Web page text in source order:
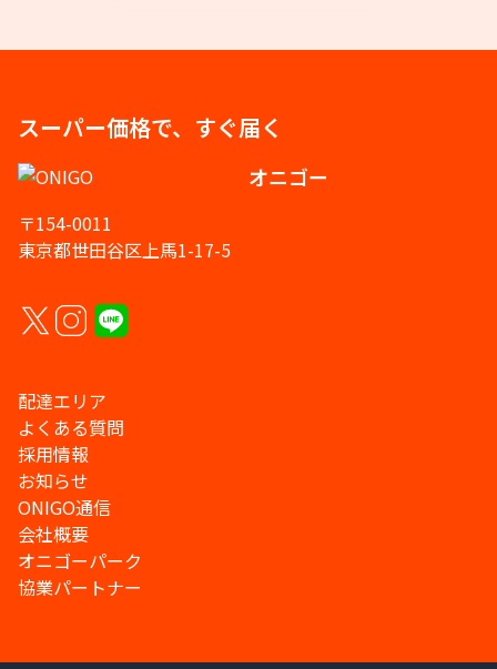
スーパー価格で、すぐ届く
オニゴー
〒154-0011
東京都世田谷区上馬1-17-5
配達エリア
よくある質問
採用情報
お知らせ
ONIGO通信
会社概要
オニゴーパーク
協業パートナー